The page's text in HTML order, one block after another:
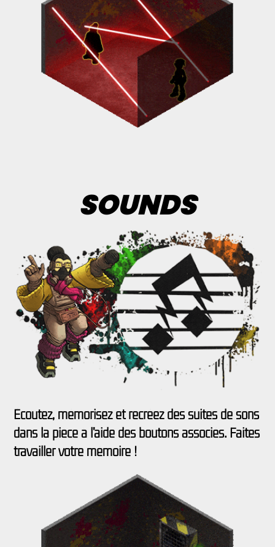
SOUNDS
Écoutez, mémorisez et recréez des suites de sons
dans la pièce à l’aide des boutons associés. Faites
travailler votre mémoire !